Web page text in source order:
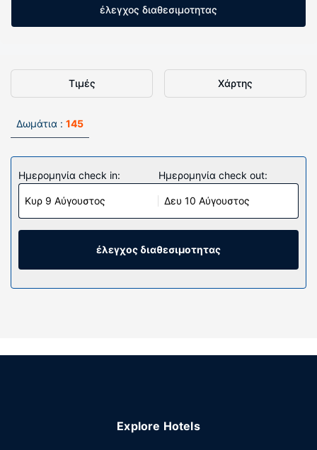
έλεγχος διαθεσιμοτητας
Τιμές Χάρτης
Δωμάτια : 145
Ημερομηνία check in:
Κυρ 9 Αύγουστος
Ημερομηνία check out:
Δευ 10 Αύγουστος
έλεγχος διαθεσιμοτητας
Explore Hotels